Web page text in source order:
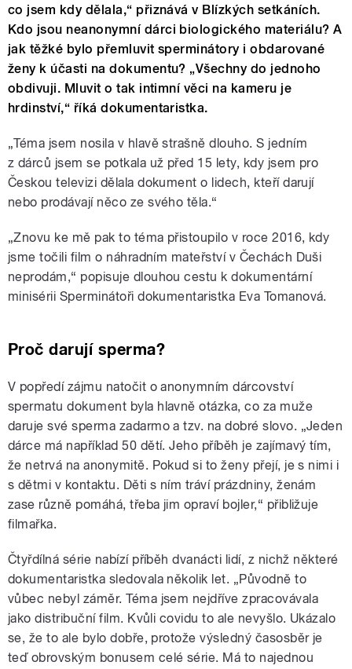
co jsem kdy dělala,“ přiznává v Blízkých setkáních.
Kdo jsou neanonymní dárci biologického materiálu? A
jak těžké bylo přemluvit sperminátory i obdarované
ženy k účasti na dokumentu? „Všechny do jednoho
obdivuji. Mluvit o tak intimní věci na kameru je
hrdinství,“ říká dokumentaristka.
„Téma jsem nosila v hlavě strašně dlouho. S jedním
z dárců jsem se potkala už před 15 lety, kdy jsem pro
Českou televizi dělala dokument o lidech, kteří darují
nebo prodávají něco ze svého těla.“
„Znovu ke mě pak to téma přistoupilo v roce 2016, kdy
jsme točili film o náhradním mateřství v Čechách Duši
neprodám,“ popisuje dlouhou cestu k dokumentární
minisérii Sperminátoři dokumentaristka Eva Tomanová.
Proč darují sperma?
V popředí zájmu natočit o anonymním dárcovství
spermatu dokument byla hlavně otázka, co za muže
daruje své sperma zadarmo a tzv. na dobré slovo. „Jeden
dárce má například 50 dětí. Jeho příběh je zajímavý tím,
že netrvá na anonymitě. Pokud si to ženy přejí, je s nimi i
s dětmi v kontaktu. Děti s ním tráví prázdniny, ženám
zase různě pomáhá, třeba jim opraví bojler,“ přibližuje
filmařka.
Čtyřdílná série nabízí příběh dvanácti lidí, z nichž některé
dokumentaristka sledovala několik let. „Původně to
vůbec nebyl záměr. Téma jsem nejdříve zpracovávala
jako distribuční film. Kvůli covidu to ale nevyšlo. Ukázalo
se, že to ale bylo dobře, protože výsledný časosběr je
teď obrovským bonusem celé série. Má to najednou